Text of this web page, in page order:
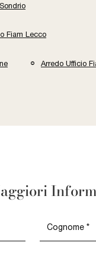
Fiam Lecco
Arredo Ufficio